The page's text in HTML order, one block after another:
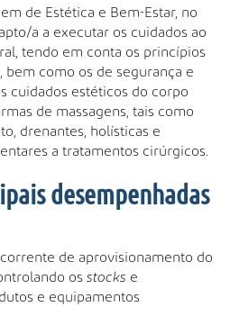
de Estética e Bem-Estar, no
a a executar os cuidados ao
tendo em conta os princípios
bem como os de segurança e
cuidados estéticos do corpo
de massagens, tais como
drenantes, holísticas e
a tratamentos cirúrgicos.
desempenhadas
de aprovisionamento do
os stocks e
e equipamentos